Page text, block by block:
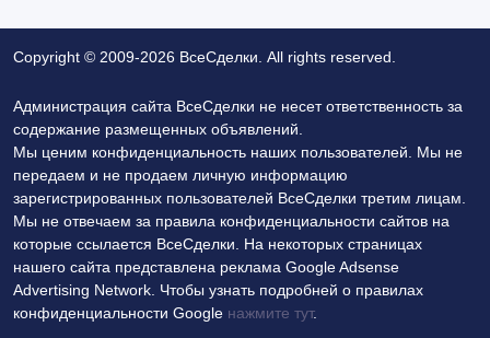
Copyright © 2009-2026 ВсеСделки. All rights reserved.
Администрация сайта ВсеСделки не несет ответственность за
содержание размещенных объявлений.
Мы ценим конфиденциальность наших пользователей. Мы не
передаем и не продаем личную информацию
зарегистрированных пользователей ВсеСделки третим лицам.
Мы не отвечаем за правила конфиденциальности сайтов на
которые ссылается ВсеСделки. На некоторых страницах
нашего сайта представлена реклама Google Adsense
Advertising Network. Чтобы узнать подробней о правилах
конфиденциальности Google нажмите тут.